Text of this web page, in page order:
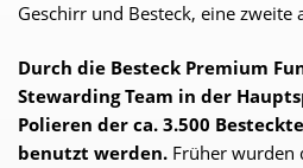
Geschirr und Besteck, eine zweite
Durch die Besteck Premium
Stewarding Team in der
Polieren der ca. 3.500
benutzt werden. Früher wurden